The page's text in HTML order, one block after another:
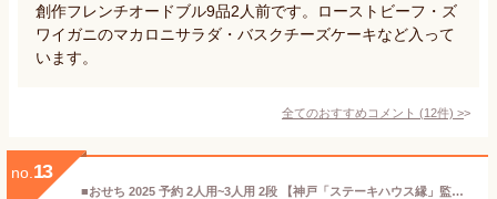
創作フレンチオードブル9品2人前です。ローストビーフ・ズ
ワイガニのマカロニサラダ・バスクチーズケーキなど入って
います。
全てのおすすめコメント (12件) >
no. 13
■おせち 2025 予約 2人用~3人用 2段 【神戸「ステーキハウス縁」監修 オードブル 2～3人前】エニシ 洋風惣菜セット 若鶏明太ロール ローストビーフ テリーヌ 合鴨 オリーブ オードブル 正月 洋風 新春 パーティ 料理 お取り寄せ グルメ 冷凍 直4【送料無料】